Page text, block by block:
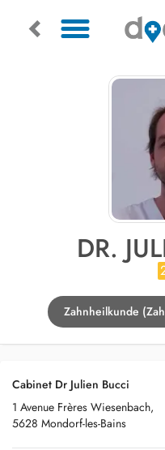
DR.
Zahnheilkunde
Cabinet Dr Julien Bucci
1 Avenue Frères Wiesenbach,
5628 Mondorf-les-Bains